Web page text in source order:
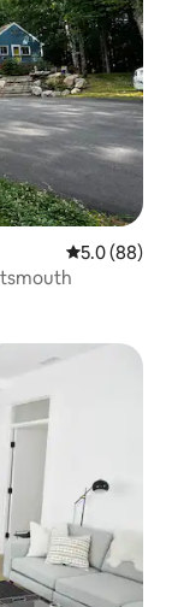
Calificación
5.0 (88)